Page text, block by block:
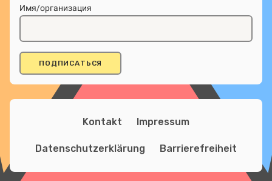
Имя/организация
Kontakt Impressum
Datenschutzerklärung Barrierefreiheit